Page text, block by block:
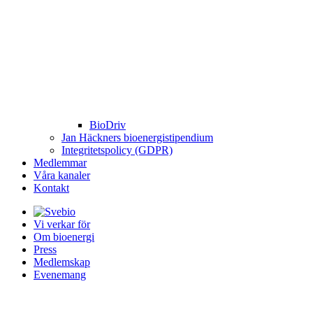
BioDriv
Jan Häckners bioenergistipendium
Integritetspolicy (GDPR)
Medlemmar
Våra kanaler
Kontakt
Vi verkar för
Om bioenergi
Press
Medlemskap
Evenemang